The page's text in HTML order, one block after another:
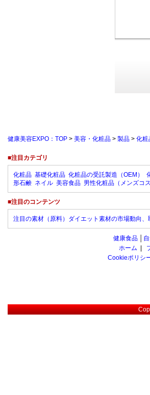
健康美容EXPO：TOP > 美容・化粧品 > 製品 > 化粧
■注目カテゴリ
化粧品 基礎化粧品 化粧品の受託製造（OEM）
形石鹸 ネイル 美容食品 男性化粧品（メンズコス
■注目のコンテンツ
注目の素材（原料）ダイエット素材の市場動向
健康食品
ホーム
Cookieポリシ